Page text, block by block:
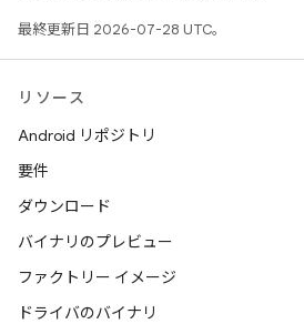
最終更新日 2026-07-28 UTC。
リソース
Android リポジトリ
要件
ダウンロード
バイナリのプレビュー
ファクトリー イメージ
ドライバのバイナリ